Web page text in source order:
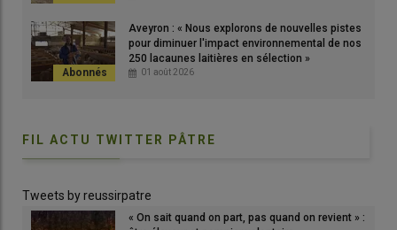
chanteurs pastoraux. Bienvenue aux estivales de Payssas,
dans la bergerie d’Olivier Maurin.
Aveyron : « Nous explorons de nouvelles pistes
pour diminuer l'impact environnemental de nos
250 lacaunes laitières en sélection »
01 août 2026
FIL ACTU TWITTER PÂTRE
Tweets by reussirpatre
« On sait quand on part, pas quand on revient » :